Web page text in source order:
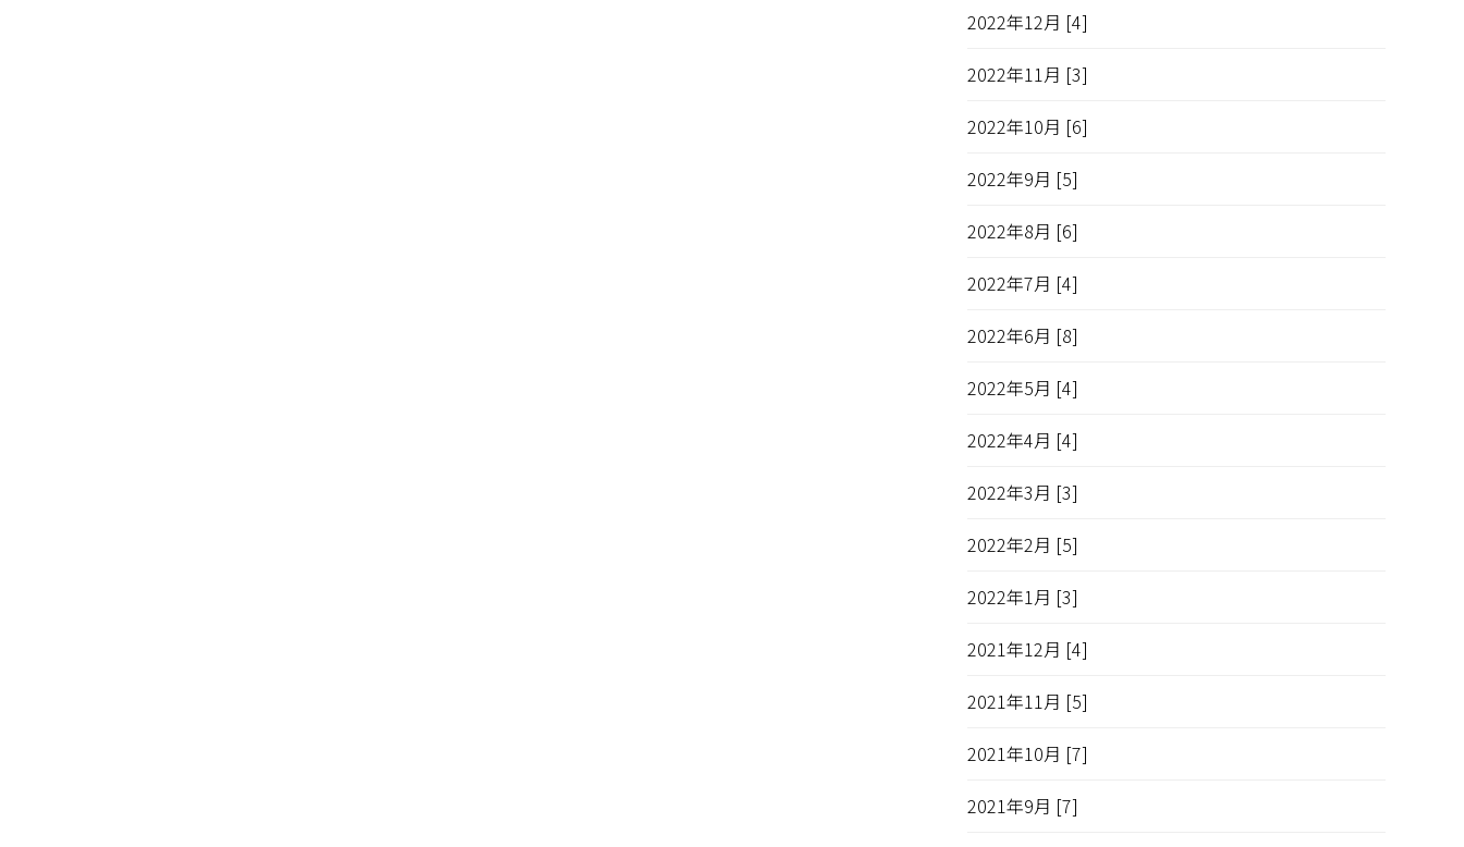
2022年12月 [4]
2022年11月 [3]
2022年10月 [6]
2022年9月 [5]
2022年8月 [6]
2022年7月 [4]
2022年6月 [8]
2022年5月 [4]
2022年4月 [4]
2022年3月 [3]
2022年2月 [5]
2022年1月 [3]
2021年12月 [4]
2021年11月 [5]
2021年10月 [7]
2021年9月 [7]